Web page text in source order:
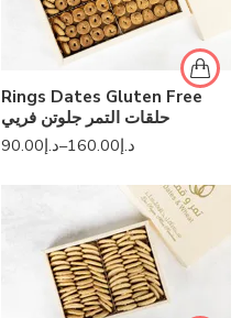
Rings Dates Gluten Free
حلقات التمر جلوتن فريي
د.إ90.00 – د.إ160.00